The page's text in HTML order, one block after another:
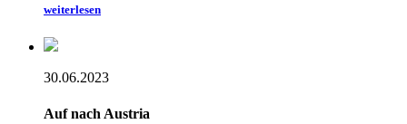
weiterlesen
30.06.2023
Auf nach Austria